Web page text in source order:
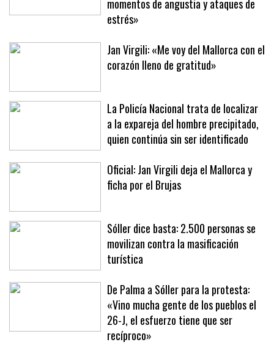
momentos de angustia y ataques de
estrés»
Jan Virgili: «Me voy del Mallorca con el
corazón lleno de gratitud»
La Policía Nacional trata de localizar
a la expareja del hombre precipitado,
quien continúa sin ser identificado
Oficial: Jan Virgili deja el Mallorca y
ficha por el Brujas
Sóller dice basta: 2.500 personas se
movilizan contra la masificación
turística
De Palma a Sóller para la protesta:
«Vino mucha gente de los pueblos el
26-J, el esfuerzo tiene que ser
recíproco»